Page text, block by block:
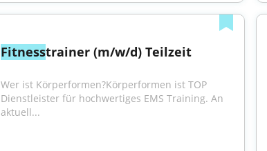
Fitnesstrainer (m/w/d) Teilzeit
Wer ist Körperformen?Körperformen ist TOP
Dienstleister für hochwertiges EMS Training. An
aktuell...